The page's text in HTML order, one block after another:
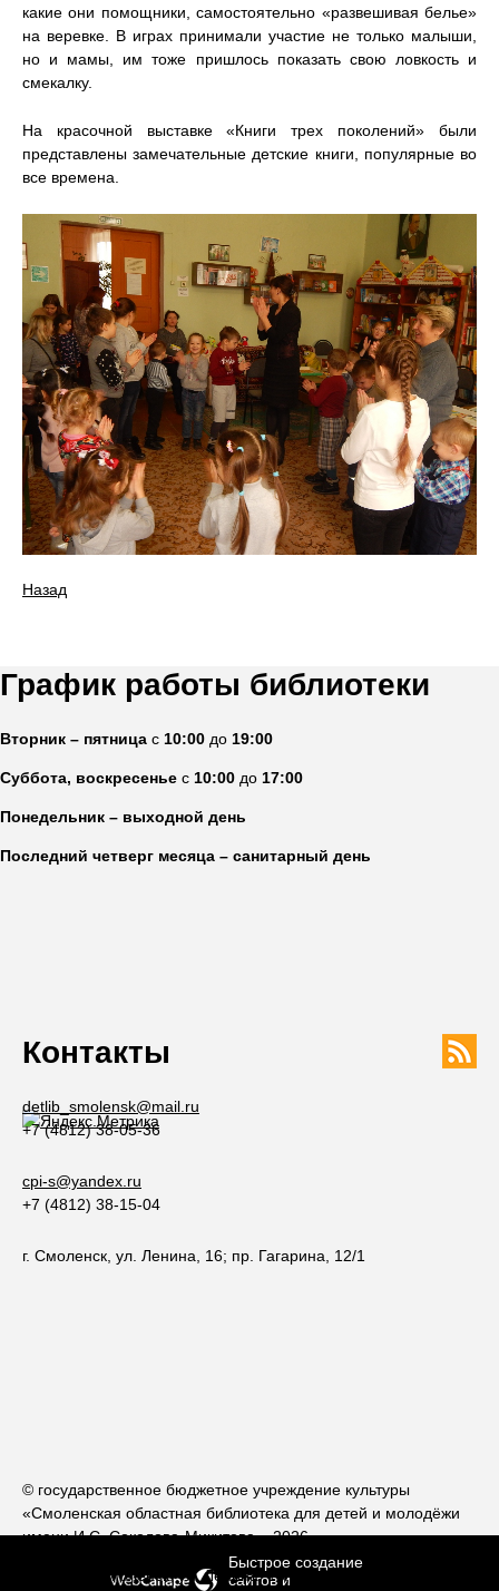
какие они помощники, самостоятельно «развешивая белье»
на веревке. В играх принимали участие не только малыши,
но и мамы, им тоже пришлось показать свою ловкость и
смекалку.
На красочной выставке «Книги трех поколений» были
представлены замечательные детские книги, популярные во
все времена.
Назад
Быстрое создание
сайтови
Контакты
detlib_smolensk@mail.ru
+7 (4812) 38-05-36
cpi-s@yandex.ru
+7 (4812) 38-15-04
г. Смоленск, ул. Ленина, 16; пр. Гагарина, 12/1
График работы библиотеки
Вторник – пятница с 10:00 до 19:00
Суббота, воскресенье с 10:00 до 17:00
Понедельник – выходной день
Последний четверг месяца – санитарный день
© государственное бюджетное учреждение культуры
«Смоленская областная библиотека для детей и молодёжи
имени И.С. Соколова-Микитова», 2026
214000, г. Смоленск, ул. Ленина, 16; 214018, г. Смоленск, пр.